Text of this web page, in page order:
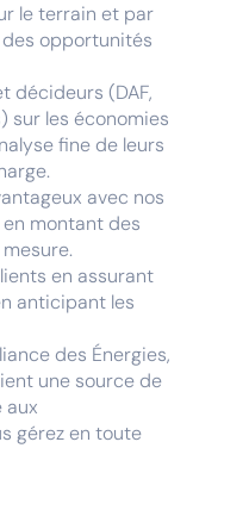
le terrain et par
opportunités
décideurs (DAF,
sur les économies
fine de leurs
avec nos
montant des
en assurant
anticipant les
des Énergies,
une source de
aux
gérez en toute